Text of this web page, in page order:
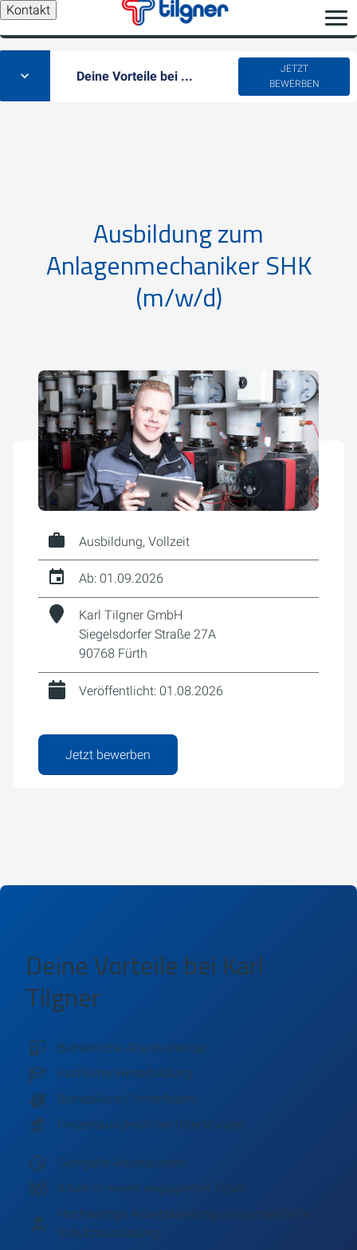
Kontakt
Deine Vorteile bei ...
JETZT
BEWERBEN
Ausbildung zum
Anlagenmechaniker SHK
(m/w/d)
Ausbildung, Vollzeit
Ab: 01.09.2026
Karl Tilgner GmbH
Siegelsdorfer Straße 27A
90768 Fürth
Veröffentlicht: 01.08.2026
Jetzt bewerben
Deine Vorteile bei Karl
Tilgner
Betriebliche Altersvorsorge
Fachliche Weiterbildung
Betriebliche Firmenfeiern
Freizeitausgleich bei Überstunden
Geregelte Arbeitszeiten
Arbeit in einem engagierten Team
Hochwertige Arbeitskleidung und persönliche
Schutzausrüstung